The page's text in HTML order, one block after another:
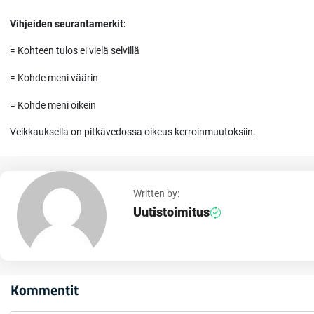
Vihjeiden seurantamerkit:
= Kohteen tulos ei vielä selvillä
= Kohde meni väärin
= Kohde meni oikein
Veikkauksella on pitkävedossa oikeus kerroinmuutoksiin.
Written by:
Uutistoimitus
Kommentit